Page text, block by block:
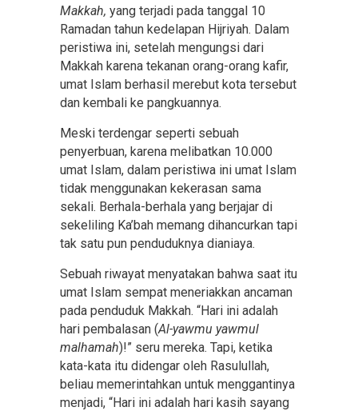
Makkah, yang terjadi pada tanggal 10
Ramadan tahun kedelapan Hijriyah. Dalam
peristiwa ini, setelah mengungsi dari
Makkah karena tekanan orang-orang kafir,
umat Islam berhasil merebut kota tersebut
dan kembali ke pangkuannya.
Meski terdengar seperti sebuah
penyerbuan, karena melibatkan 10.000
umat Islam, dalam peristiwa ini umat Islam
tidak menggunakan kekerasan sama
sekali. Berhala-berhala yang berjajar di
sekeliling Ka’bah memang dihancurkan tapi
tak satu pun penduduknya dianiaya.
Sebuah riwayat menyatakan bahwa saat itu
umat Islam sempat meneriakkan ancaman
pada penduduk Makkah. “Hari ini adalah
hari pembalasan (Al-yawmu yawmul
malhamah)!” seru mereka. Tapi, ketika
kata-kata itu didengar oleh Rasulullah,
beliau memerintahkan untuk menggantinya
menjadi, “Hari ini adalah hari kasih sayang